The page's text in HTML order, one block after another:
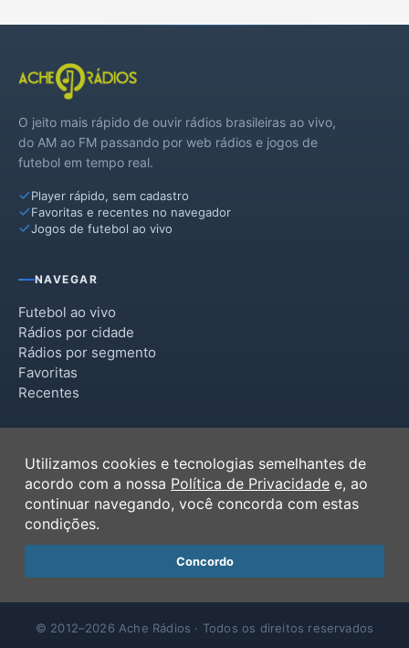
O jeito mais rápido de ouvir rádios brasileiras ao vivo,
do AM ao FM passando por web rádios e jogos de
futebol em tempo real.
Player rápido, sem cadastro
Favoritas e recentes no navegador
Jogos de futebol ao vivo
NAVEGAR
Futebol ao vivo
Rádios por cidade
Rádios por segmento
Favoritas
Recentes
Termos de Uso
Política de Privacidade
Ferramentas
Contato
© 2012–2026 Ache Rádios · Todos os direitos reservados
Utilizamos cookies e tecnologias semelhantes de
acordo com a nossa Política de Privacidade e, ao
continuar navegando, você concorda com estas
condições.
Concordo